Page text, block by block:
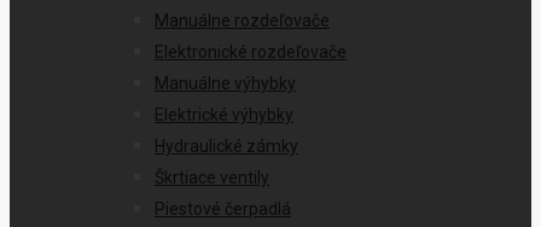
Manuálne rozdeľovače
Elektronické rozdeľovače
Manuálne výhybky
Elektrické výhybky
Hydraulické zámky
Škrtiace ventily
Piestové čerpadlá